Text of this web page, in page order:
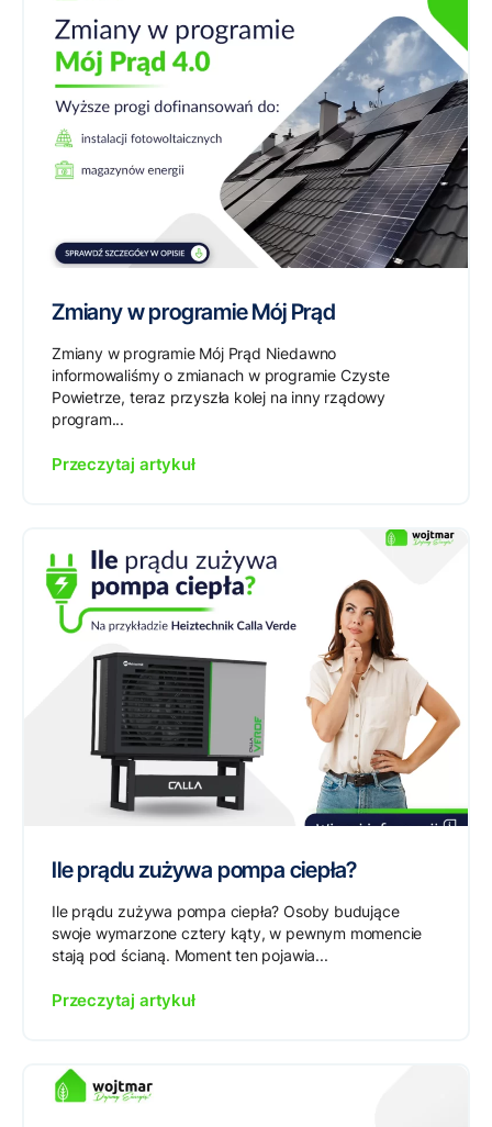
Zmiany w programie Mój Prąd
Zmiany w programie Mój Prąd Niedawno
informowaliśmy o zmianach w programie Czyste
Powietrze, teraz przyszła kolej na inny rządowy
program...
Przeczytaj artykuł
Ile prądu zużywa pompa ciepła?
Ile prądu zużywa pompa ciepła? Osoby budujące
swoje wymarzone cztery kąty, w pewnym momencie
stają pod ścianą. Moment ten pojawia...
Przeczytaj artykuł